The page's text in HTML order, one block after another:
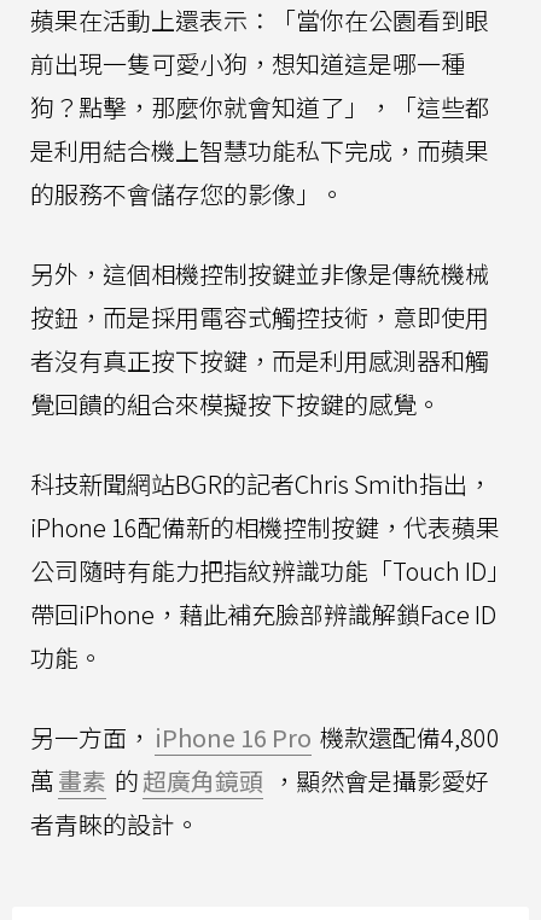
蘋果在活動上還表示：「當你在公園看到眼
前出現一隻可愛小狗，想知道這是哪一種
狗？點擊，那麼你就會知道了」，「這些都
是利用結合機上智慧功能私下完成，而蘋果
的服務不會儲存您的影像」。
另外，這個相機控制按鍵並非像是傳統機械
按鈕，而是採用電容式觸控技術，意即使用
者沒有真正按下按鍵，而是利用感測器和觸
覺回饋的組合來模擬按下按鍵的感覺。
科技新聞網站BGR的記者Chris Smith指出，
iPhone 16配備新的相機控制按鍵，代表蘋果
公司隨時有能力把指紋辨識功能「Touch ID」
帶回iPhone，藉此補充臉部辨識解鎖Face ID
功能。
另一方面， iPhone 16 Pro 機款還配備4,800
萬畫素 的超廣角鏡頭 ，顯然會是攝影愛好
者青睞的設計。